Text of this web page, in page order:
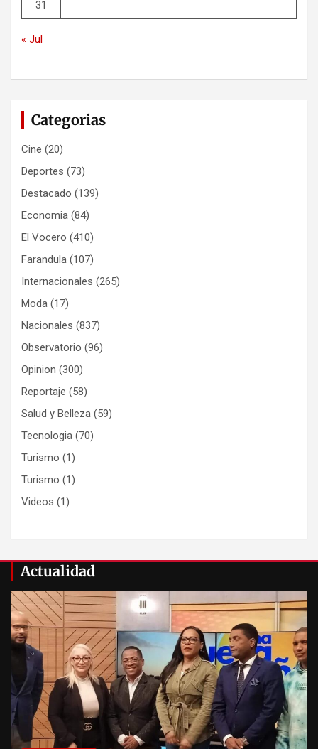
31
« Jul
Categorias
Cine (20)
Deportes (73)
Destacado (139)
Economia (84)
El Vocero (410)
Farandula (107)
Internacionales (265)
Moda (17)
Nacionales (837)
Observatorio (96)
Opinion (300)
Reportaje (58)
Salud y Belleza (59)
Tecnologia (70)
Turismo (1)
Turismo (1)
Videos (1)
Actualidad